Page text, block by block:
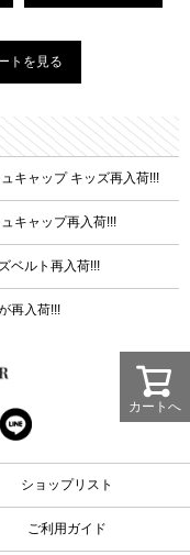
カートへ
トを見る
キャップ キッズ再入荷!!!
キャップ再入荷!!!
ベルト再入荷!!!
再入荷!!!
再入荷!!!
パンツ再入荷!!!
荷!!!
ショップリスト
ご利用ガイド